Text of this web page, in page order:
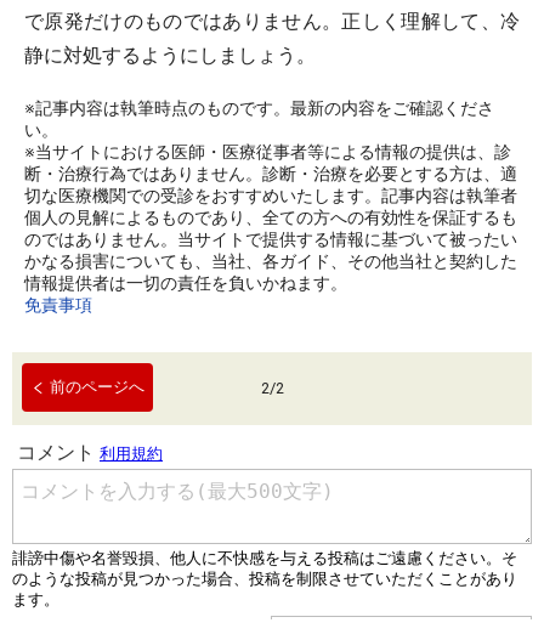
で原発だけのものではありません。正しく理解して、冷
静に対処するようにしましょう。
※記事内容は執筆時点のものです。最新の内容をご確認くださ
い。
※当サイトにおける医師・医療従事者等による情報の提供は、診
断・治療行為ではありません。診断・治療を必要とする方は、適
切な医療機関での受診をおすすめいたします。記事内容は執筆者
個人の見解によるものであり、全ての方への有効性を保証するも
のではありません。当サイトで提供する情報に基づいて被ったい
かなる損害についても、当社、各ガイド、その他当社と契約した
情報提供者は一切の責任を負いかねます。
免責事項
前のページへ 2/2